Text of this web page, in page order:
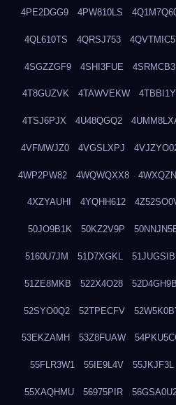
4PE2DGG9 4PW810LS
4QL610TS 4QRSJ753 4QVTMIC5
4SGZZGF9 4SHI3FUE
4T8GUZVK 4TAWVEKW
4TSJ6PJX 4U48QGQ2
4VFMWJZ0 4VGSLXPJ
4WP2PW82 4WQWQXX8
4XZYAUHI 4YQHH612
50JO9B1K 50KZ2V9P
5160U7JM 51D7XGKL 51JUGSIB
51ZE8MKB 522X4O28 52D4GH9B
52SYO0Q2 52TPECFV
53EKZAMH 53Z8FUAW
55FLR3W1 55IE9L4V 55JKJF3L
55XAQHMU 56975PIR